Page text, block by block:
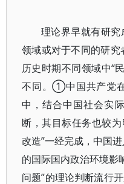
理论界早就有研究
领域或对于不同的研
历史时期不同领域中“
不同。①中国共产党
中，结合中国社会实
断，其目标任务也较
改造”一经完成，中国
的国际国内政治环境影
问题”的理论判断流行